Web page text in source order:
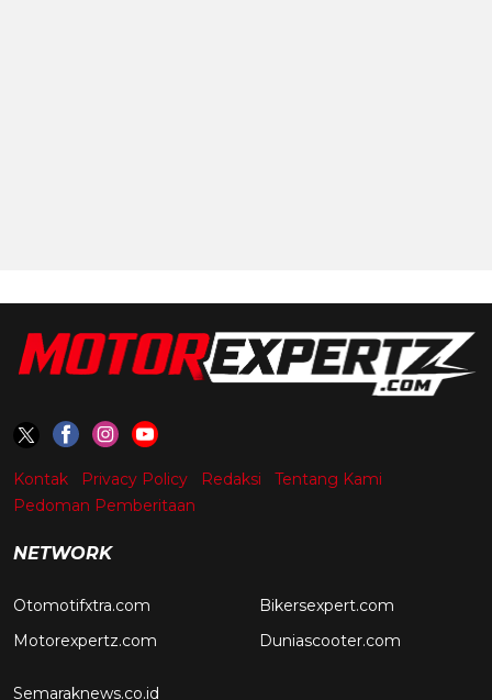
Kontak Privacy Policy Redaksi
Tentang Kami
Pedoman Pemberitaan
NETWORK
Otomotifxtra.com
Motorexpertz.com
Bikersexpert.com
Duniascooter.com
Semaraknews.co.id